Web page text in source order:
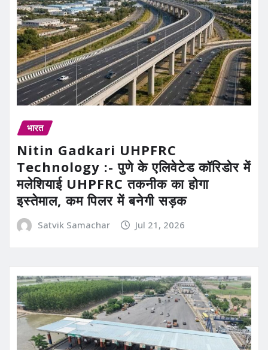
भारत
Nitin Gadkari UHPFRC
Technology :- पुणे के एलिवेटेड कॉरिडोर में
मलेशियाई UHPFRC तकनीक का होगा
इस्तेमाल, कम पिलर में बनेगी सड़क
Satvik Samachar Jul 21, 2026